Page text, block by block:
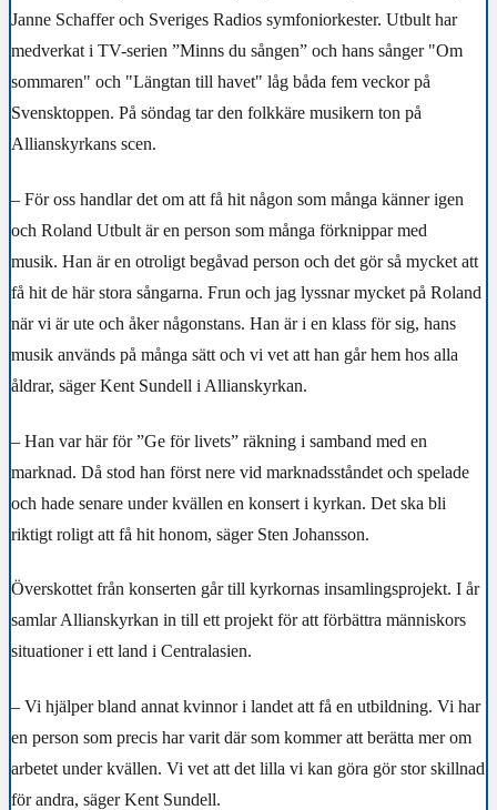
Janne Schaffer och Sveriges Radios symfoniorkester. Utbult har
medverkat i TV-serien ”Minns du sången” och hans sånger "Om
sommaren" och "Längtan till havet" låg båda fem veckor på
Svensktoppen. På söndag tar den folkkäre musikern ton på
Allianskyrkans scen.
– För oss handlar det om att få hit någon som många känner igen
och Roland Utbult är en person som många förknippar med
musik. Han är en otroligt begåvad person och det gör så mycket att
få hit de här stora sångarna. Frun och jag lyssnar mycket på Roland
när vi är ute och åker någonstans. Han är i en klass för sig, hans
musik används på många sätt och vi vet att han går hem hos alla
åldrar, säger Kent Sundell i Allianskyrkan.
– Han var här för ”Ge för livets” räkning i samband med en
marknad. Då stod han först nere vid marknadsståndet och spelade
och hade senare under kvällen en konsert i kyrkan. Det ska bli
riktigt roligt att få hit honom, säger Sten Johansson.
Överskottet från konserten går till kyrkornas insamlingsprojekt. I år
samlar Allianskyrkan in till ett projekt för att förbättra människors
situationer i ett land i Centralasien.
– Vi hjälper bland annat kvinnor i landet att få en utbildning. Vi har
en person som precis har varit där som kommer att berätta mer om
arbetet under kvällen. Vi vet att det lilla vi kan göra gör stor skillnad
för andra, säger Kent Sundell.